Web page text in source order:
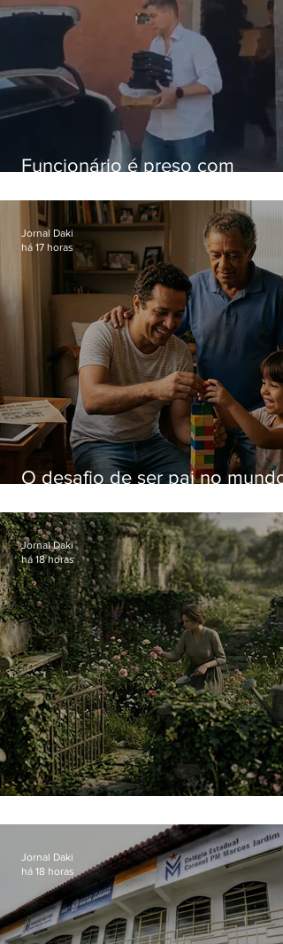
Funcionário é preso com
Hospital do Andaraí
O desafio de ser pai no mundo
Jornal Daki
há 17 horas
Jornal Daki
há 18 horas
Jornal Daki
há 18 horas